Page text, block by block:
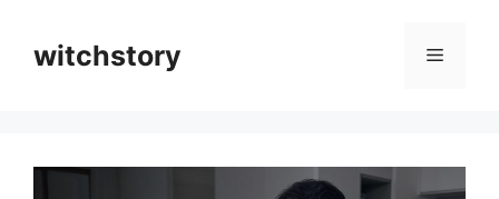
witchstory 메